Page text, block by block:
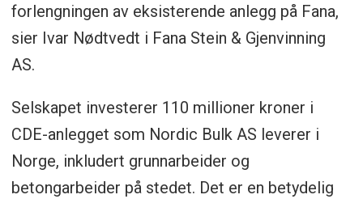
forlengningen av eksisterende anlegg på Fana,
sier Ivar Nødtvedt i Fana Stein & Gjenvinning
AS.
Selskapet investerer 110 millioner kroner i
CDE-anlegget som Nordic Bulk AS leverer i
Norge, inkludert grunnarbeider og
betongarbeider på stedet. Det er en betydelig